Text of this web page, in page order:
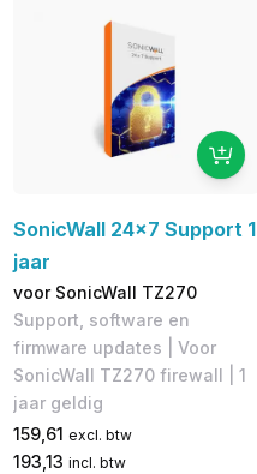
SonicWall 24x7 Support 1
jaar
voor SonicWall TZ270
Support, software en
firmware updates | Voor
SonicWall TZ270 firewall | 1
jaar geldig
159,61 excl. btw
193,13 incl. btw